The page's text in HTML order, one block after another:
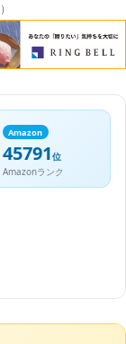
Amazon
45791位
Amazonランク